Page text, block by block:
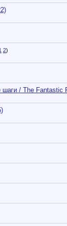
2)
шаги / The Fantastic